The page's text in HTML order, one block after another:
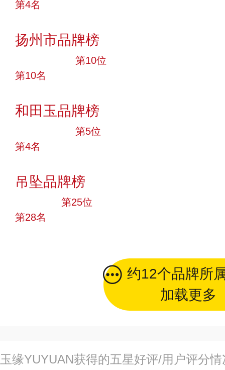
第4名
扬州市品牌榜
第10位
第10名
和田玉品牌榜
第5位
第4名
吊坠品牌榜
第25位
第28名
约12个品牌所
加载更多
玉缘YUYUAN获得的五星好评/用户评分情